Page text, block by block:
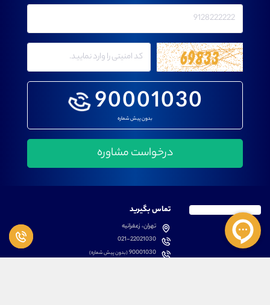
90001030
بدون پیش شماره
تماس بگیرید
تهران، زعفرانیه
021-22021030
90001030(بدون پیش شماره)